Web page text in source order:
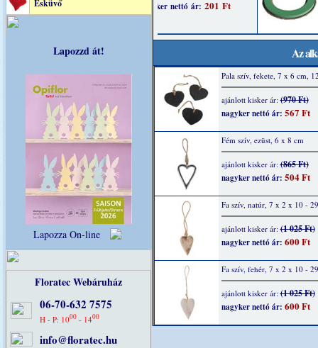
Esküvő
Lapozzd át!
Lapozza On-line
Floratec Webáruház
06-70-632 7575
H - P: 1000 - 1400
info@floratec.hu
Az
Pala szív, fekete, 7 x 6 cm,
ajánlott kisker ár:(970 Ft)
nagyker nettó ár: 567 Ft
Fém szív, ezüst, 6 x 8 cm
ajánlott kisker ár:(865 Ft)
nagyker nettó ár: 504 Ft
Fa szív, natúr, 7 x 2 x 10 -
ajánlott kisker ár:(1 025 Ft)
nagyker nettó ár: 600 Ft
Fa szív, fehér, 7 x 2 x 10 -
ajánlott kisker ár:(1 025 Ft)
nagyker nettó ár: 600 Ft